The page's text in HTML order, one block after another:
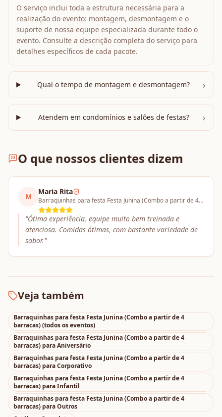
O serviço inclui toda a estrutura necessária para a
realização do evento: montagem, desmontagem e o
suporte de nossa equipe especializada durante todo o
evento. Consulte a descrição completa do serviço para
detalhes específicos de cada pacote.
Qual o tempo de montagem e desmontagem? ›
Atendem em condomínios e salões de festas? ›
O que nossos clientes dizem
M
Maria Rita
Barraquinhas para festa Festa Junina (Combo a partir de 4 barracas)
"Ótima experiência, equipe muito bem treinada e
atenciosa. Comidas ótimas, com bastante variedade de
sabor."
Veja também
Barraquinhas para festa Festa Junina (Combo a partir de 4
barracas)(todos os eventos)
Barraquinhas para festa Festa Junina (Combo a partir de 4
barracas) paraAniversário
Barraquinhas para festa Festa Junina (Combo a partir de 4
barracas) paraCorporativo
Barraquinhas para festa Festa Junina (Combo a partir de 4
barracas) paraInfantil
Barraquinhas para festa Festa Junina (Combo a partir de 4
barracas) paraOutros